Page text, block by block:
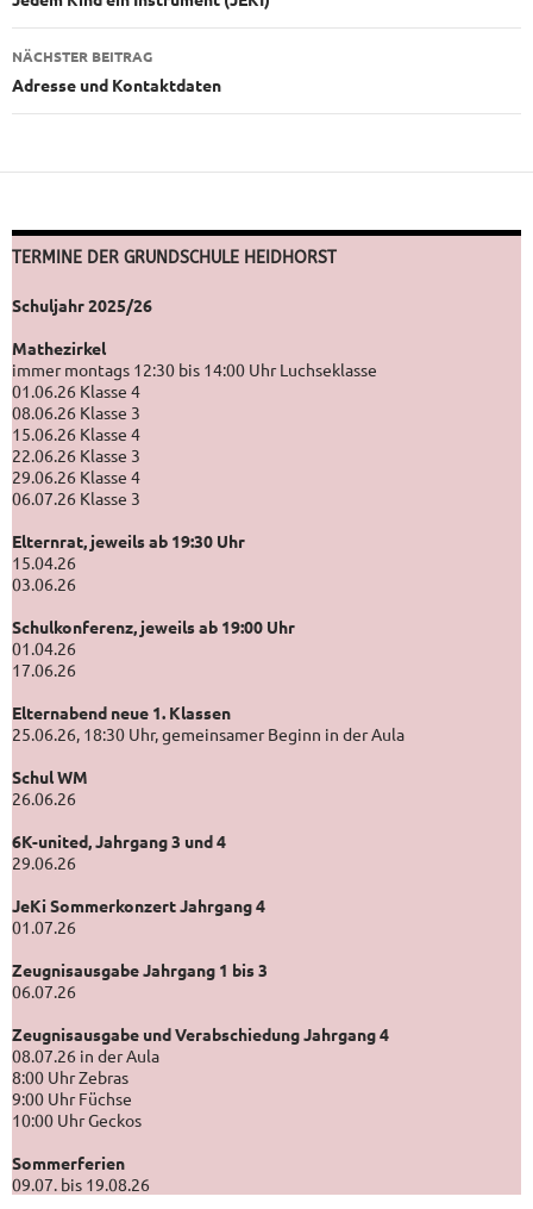
NÄCHSTER BEITRAG
Adresse und Kontaktdaten
TERMINE DER GRUNDSCHULE HEIDHORST
Schuljahr 2025/26
Mathezirkel
immer montags 12:30 bis 14:00 Uhr Luchseklasse
01.06.26 Klasse 4
08.06.26 Klasse 3
15.06.26 Klasse 4
22.06.26 Klasse 3
29.06.26 Klasse 4
06.07.26 Klasse 3
Elternrat, jeweils ab 19:30 Uhr
15.04.26
03.06.26
Schulkonferenz, jeweils ab 19:00 Uhr
01.04.26
17.06.26
Elternabend neue 1. Klassen
25.06.26, 18:30 Uhr, gemeinsamer Beginn in der Aula
Schul WM
26.06.26
6K-united, Jahrgang 3 und 4
29.06.26
JeKi Sommerkonzert Jahrgang 4
01.07.26
Zeugnisausgabe Jahrgang 1 bis 3
06.07.26
Zeugnisausgabe und Verabschiedung Jahrgang 4
08.07.26 in der Aula
8:00 Uhr Zebras
9:00 Uhr Füchse
10:00 Uhr Geckos
Sommerferien
09.07. bis 19.08.26